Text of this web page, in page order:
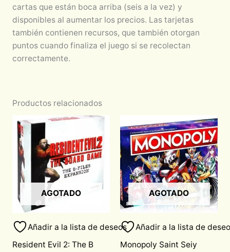
cartas que están boca arriba (seis a la vez) y
disponibles al aumentar los precios. Las tarjetas
también contienen recursos, que también otorgan
puntos cuando finaliza el juego si se recolectan
correctamente.
Productos relacionados
AGOTADO
Añadir a la lista de deseos
Resident Evil 2: The B
AGOTADO
Añadir a la lista de
Monopoly Saint Seiy